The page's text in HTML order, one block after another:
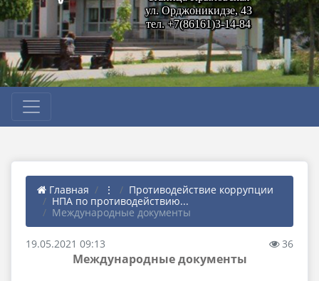
ул. Орджоникидзе, 43
тел. +7(86161)3-14-84
Главная ⋮
Противодействие коррупции
НПА по противодействию...
Международные документы
19.05.2021 09:13 36
Международные документы